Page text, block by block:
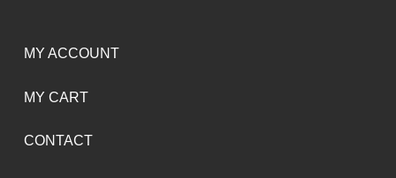
MY ACCOUNT
MY CART
CONTACT